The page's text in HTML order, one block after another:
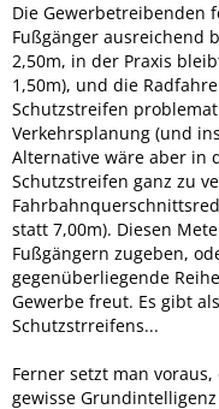
Die Gewerbetreibenden
Fußgänger ausreichend
2,50m, in der Praxis
1,50m), und die
Schutzstreifen
Verkehrsplanung (und
Alternative wäre aber in
Schutzstreifen ganz zu
statt 7,00m). Diesen
Fußgängern zugeben,
gegenüberliegende
Gewerbe freut. Es gibt
Schutzstrreifens...
Ferner setzt man
gewisse